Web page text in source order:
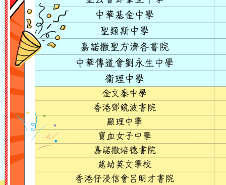
最新消息
17/07/2026
第二十三屆小學先修文憑課程 (第1期) 「玩轉暑假，啟發潛
能！」
10/07/2026